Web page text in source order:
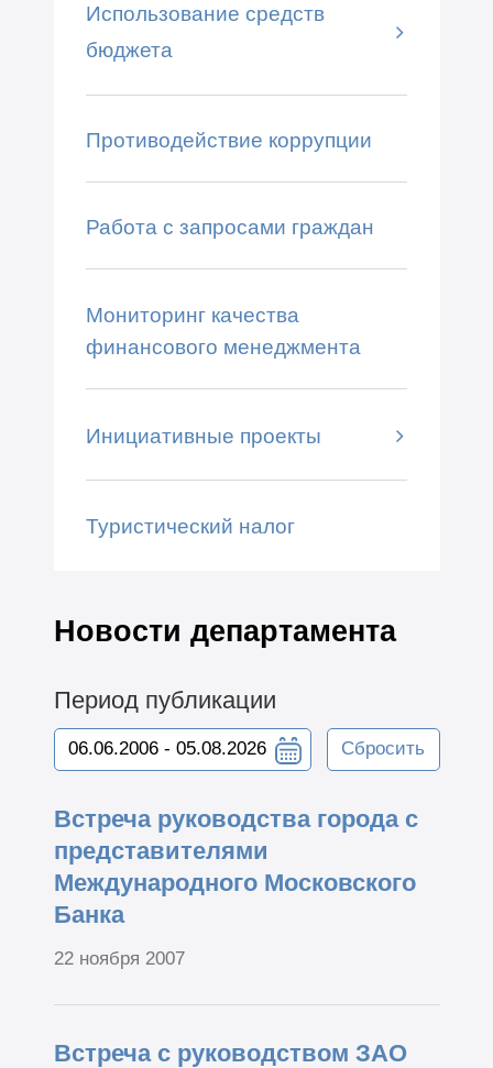
Использование средств
бюджета
Противодействие коррупции
Работа с запросами граждан
Мониторинг качества
финансового менеджмента
Инициативные проекты
Туристический налог
Новости департамента
Период публикации
Сбросить
Встреча руководства города с
представителями
Международного Московского
Банка
22 ноября 2007
Встреча с руководством ЗАО